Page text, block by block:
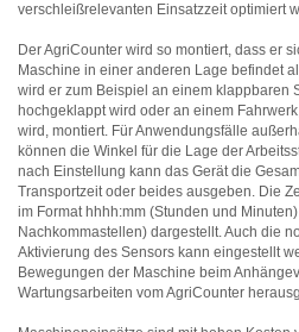
verschleißrelevanten Einsatzzeit optimiert
Der AgriCounter wird so montiert, dass er
Maschine in einer anderen Lage befindet
wird er zum Beispiel an einem klappbaren
hochgeklappt wird oder an einem
wird, montiert. Für Anwendungsfälle
können die Winkel für die Lage der
nach Einstellung kann das Gerät die
Transportzeit oder beides ausgeben. Die
im Format hhhh:mm (Stunden und
Nachkommastellen) dargestellt. Auch die
Aktivierung des Sensors kann eingestellt
Bewegungen der Maschine beim
Wartungsarbeiten vom AgriCounter